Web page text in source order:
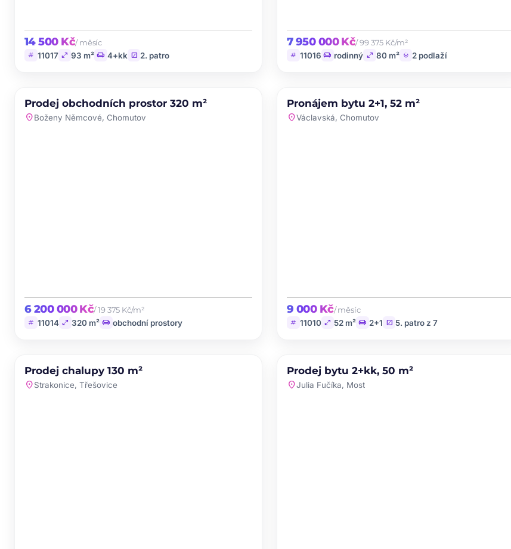
14 500 Kč/ měsíc
tag 11017 open_in_full 93 m² chair 4+kk stairs 2. patro
7 950 000 Kč/ 99 375 Kč/m²
tag 11016 chair rodinný open_in_full 80 m² layers 2 podlaží
PRODEJ NOVINKA
Prodej obchodních prostor 320 m²
location_onBoženy Němcové, Chomutov
6 200 000 Kč/ 19 375 Kč/m²
tag 11014 open_in_full 320 m² chair obchodní prostory
PRONÁJEM NOVINKA
Pronájem bytu 2+1, 52 m²
location_onVáclavská, Chomutov
9 000 Kč/ měsíc
tag 11010 open_in_full 52 m² chair 2+1 stairs 5. patro z 7
PRODEJ
Prodej chalupy 130 m²
location_onStrakonice, Třešovice
PRODEJ
Prodej bytu 2+kk, 50 m²
location_onJulia Fučíka, Most